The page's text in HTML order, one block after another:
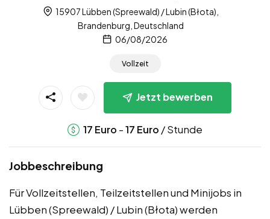
15907 Lübben (Spreewald) / Lubin (Błota),
Brandenburg, Deutschland
06/08/2026
Vollzeit
Jetzt bewerben
17 Euro -17 Euro / Stunde
Jobbeschreibung
Für Vollzeitstellen, Teilzeitstellen und Minijobs in
Lübben (Spreewald) / Lubin (Błota) werden